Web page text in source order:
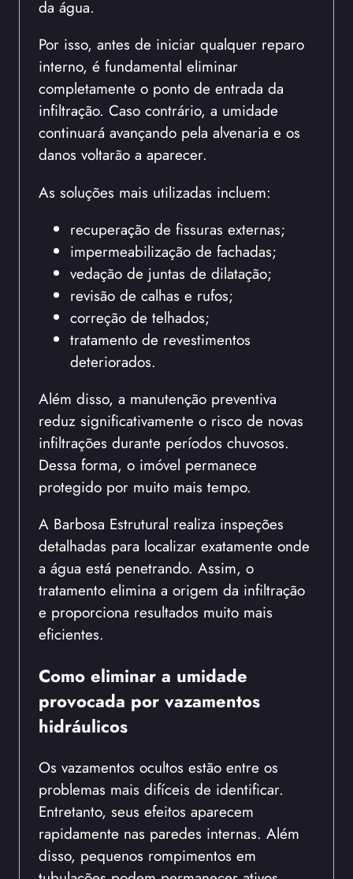
da água.
Por isso, antes de iniciar qualquer reparo
interno, é fundamental eliminar
completamente o ponto de entrada da
infiltração. Caso contrário, a umidade
continuará avançando pela alvenaria e os
danos voltarão a aparecer.
As soluções mais utilizadas incluem:
recuperação de fissuras externas;
impermeabilização de fachadas;
vedação de juntas de dilatação;
revisão de calhas e rufos;
correção de telhados;
tratamento de revestimentos
deteriorados.
Além disso, a manutenção preventiva
reduz significativamente o risco de novas
infiltrações durante períodos chuvosos.
Dessa forma, o imóvel permanece
protegido por muito mais tempo.
A Barbosa Estrutural realiza inspeções
detalhadas para localizar exatamente onde
a água está penetrando. Assim, o
tratamento elimina a origem da infiltração
e proporciona resultados muito mais
eficientes.
Como eliminar a umidade
provocada por vazamentos
hidráulicos
Os vazamentos ocultos estão entre os
problemas mais difíceis de identificar.
Entretanto, seus efeitos aparecem
rapidamente nas paredes internas. Além
disso, pequenos rompimentos em